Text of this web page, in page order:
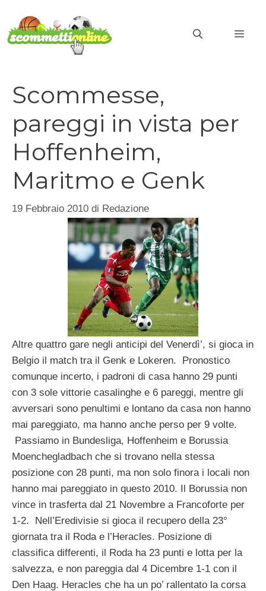
contenuto
Scommesse,
pareggi in vista per
Hoffenheim,
Maritmo e Genk
19 Febbraio 2010 di Redazione
Altre quattro gare negli anticipi del Venerdì’, si gioca in
Belgio il match tra il Genk e Lokeren. Pronostico
comunque incerto, i padroni di casa hanno 29 punti
con 3 sole vittorie casalinghe e 6 pareggi, mentre gli
avversari sono penultimi e lontano da casa non hanno
mai pareggiato, ma hanno anche perso per 9 volte.
Passiamo in Bundesliga, Hoffenheim e Borussia
Moenchegladbach che si trovano nella stessa
posizione con 28 punti, ma non solo finora i locali non
hanno mai pareggiato in questo 2010. Il Borussia non
vince in trasferta dal 21 Novembre a Francoforte per
1-2. Nell’Eredivisie si gioca il recupero della 23°
giornata tra il Roda e l’Heracles. Posizione di
classifica differenti, il Roda ha 23 punti e lotta per la
salvezza, e non pareggia dal 4 Dicembre 1-1 con il
Den Haag. Heracles che ha un po’ rallentato la corsa